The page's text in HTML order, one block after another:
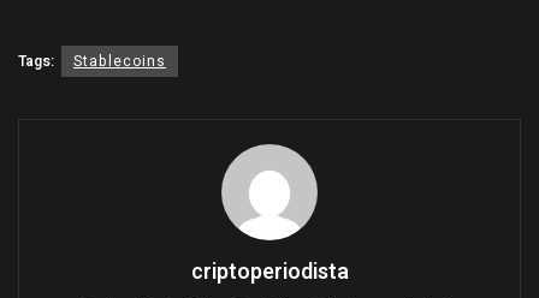
Tags: Stablecoins
criptoperiodista